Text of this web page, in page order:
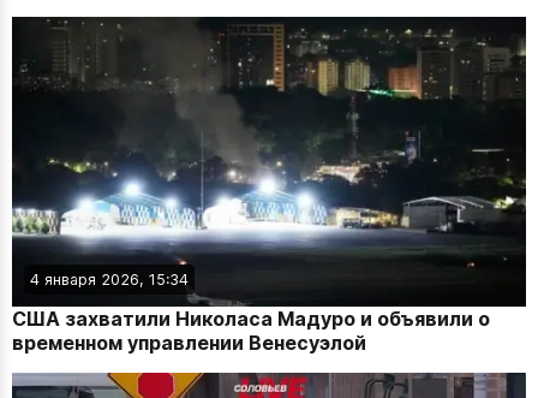
4 января 2026, 15:34
США захватили Николаса Мадуро и объявили о
временном управлении Венесуэлой